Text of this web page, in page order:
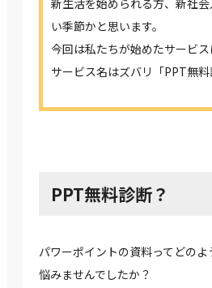
新生活を始められる方、新社
い季節かと思います。
今回は私たちが始めたサービス
サービス名はズバリ「PPT無料
PPT無料診断？
パワーポイントの資料ってどの
悩みませんでしたか？